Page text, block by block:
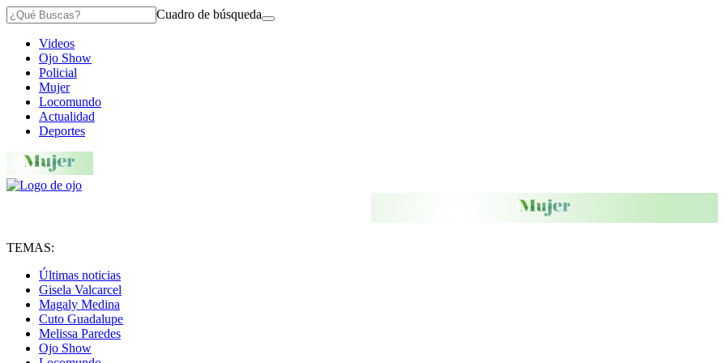
Cuadro de búsqueda
Videos
Ojo Show
Policial
Mujer
Locomundo
Actualidad
Deportes
TEMAS:
Últimas noticias
Gisela Valcarcel
Magaly Medina
Cuto Guadalupe
Melissa Paredes
Ojo Show